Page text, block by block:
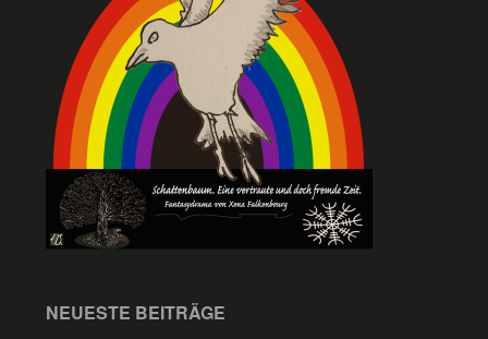
NEUESTE BEITRÄGE